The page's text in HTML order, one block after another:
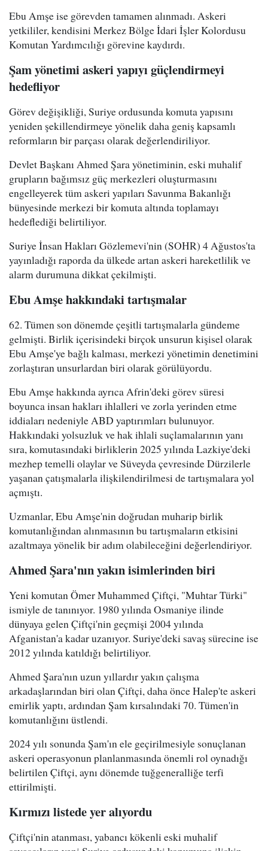
Ebu Amşe ise görevden tamamen alınmadı. Askeri
yetkililer, kendisini Merkez Bölge İdari İşler Kolordusu
Komutan Yardımcılığı görevine kaydırdı.
Şam yönetimi askeri yapıyı güçlendirmeyi
hedefliyor
Görev değişikliği, Suriye ordusunda komuta yapısını
yeniden şekillendirmeye yönelik daha geniş kapsamlı
reformların bir parçası olarak değerlendiriliyor.
Devlet Başkanı Ahmed Şara yönetiminin, eski muhalif
grupların bağımsız güç merkezleri oluşturmasını
engelleyerek tüm askeri yapıları Savunma Bakanlığı
bünyesinde merkezi bir komuta altında toplamayı
hedeflediği belirtiliyor.
Suriye İnsan Hakları Gözlemevi'nin (SOHR) 4 Ağustos'ta
yayınladığı raporda da ülkede artan askeri hareketlilik ve
alarm durumuna dikkat çekilmişti.
Ebu Amşe hakkındaki tartışmalar
62. Tümen son dönemde çeşitli tartışmalarla gündeme
gelmişti. Birlik içerisindeki birçok unsurun kişisel olarak
Ebu Amşe'ye bağlı kalması, merkezi yönetimin denetimini
zorlaştıran unsurlardan biri olarak görülüyordu.
Ebu Amşe hakkında ayrıca Afrin'deki görev süresi
boyunca insan hakları ihlalleri ve zorla yerinden etme
iddiaları nedeniyle ABD yaptırımları bulunuyor.
Hakkındaki yolsuzluk ve hak ihlali suçlamalarının yanı
sıra, komutasındaki birliklerin 2025 yılında Lazkiye'deki
mezhep temelli olaylar ve Süveyda çevresinde Dürzilerle
yaşanan çatışmalarla ilişkilendirilmesi de tartışmalara yol
açmıştı.
Uzmanlar, Ebu Amşe'nin doğrudan muharip birlik
komutanlığından alınmasının bu tartışmaların etkisini
azaltmaya yönelik bir adım olabileceğini değerlendiriyor.
Ahmed Şara'nın yakın isimlerinden biri
Yeni komutan Ömer Muhammed Çiftçi, "Muhtar Türki"
ismiyle de tanınıyor. 1980 yılında Osmaniye ilinde
dünyaya gelen Çiftçi'nin geçmişi 2004 yılında
Afganistan'a kadar uzanıyor. Suriye'deki savaş sürecine ise
2012 yılında katıldığı belirtiliyor.
Ahmed Şara'nın uzun yıllardır yakın çalışma
arkadaşlarından biri olan Çiftçi, daha önce Halep'te askeri
emirlik yaptı, ardından Şam kırsalındaki 70. Tümen'in
komutanlığını üstlendi.
2024 yılı sonunda Şam'ın ele geçirilmesiyle sonuçlanan
askeri operasyonun planlanmasında önemli rol oynadığı
belirtilen Çiftçi, aynı dönemde tuğgeneralliğe terfi
ettirilmişti.
Kırmızı listede yer alıyordu
Çiftçi'nin atanması, yabancı kökenli eski muhalif